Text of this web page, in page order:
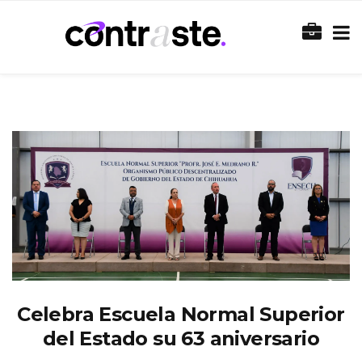
Celebra Escuela Normal Superior
del Estado su 63 aniversario